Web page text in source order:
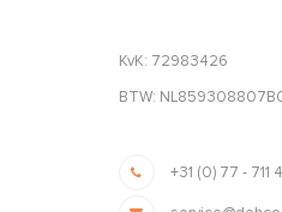
KvK: 72983426
BTW:
+31 (0) 77 - 711